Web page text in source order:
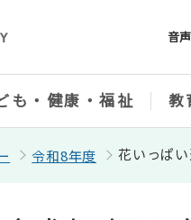
音
も・健康・福祉 教
令和8年度 花いっぱ